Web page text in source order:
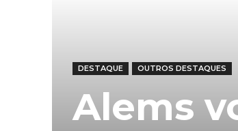
DESTAQUE OUTROS DESTAQUES
Alems